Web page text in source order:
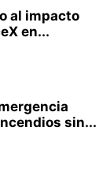
al impacto
en...
sin...